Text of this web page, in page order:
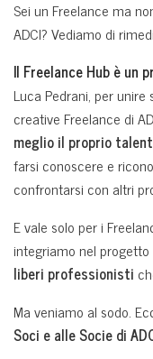
Sei un Freelance ma
ADCI? Vediamo di
Il Freelance Hub è
Luca Pedrani, per
creative Freelance di
meglio il proprio
farsi conoscere e
confrontarsi con altri
E vale solo per i
integriamo nel
liberi professionisti
Ma veniamo al sodo.
Soci e alle Socie di